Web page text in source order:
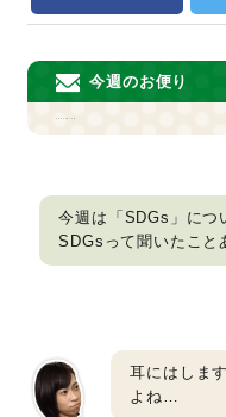
今週のお便り
今週は「SDGs」につ
SDGsって聞いたこと
耳にはしま
よね…